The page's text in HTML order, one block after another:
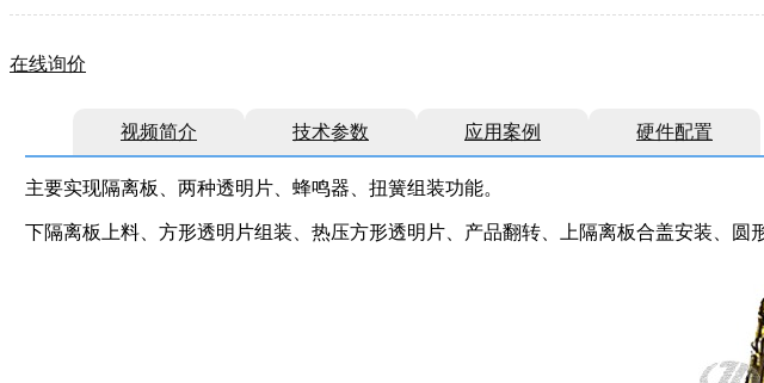
在线询价
视频简介 技术参数 应用案例 硬件配置
主要实现隔离板、两种透明片、蜂鸣器、扭簧组装功能。
下隔离板上料、方形透明片组装、热压方形透明片、产品翻转、上隔离板合盖安装、